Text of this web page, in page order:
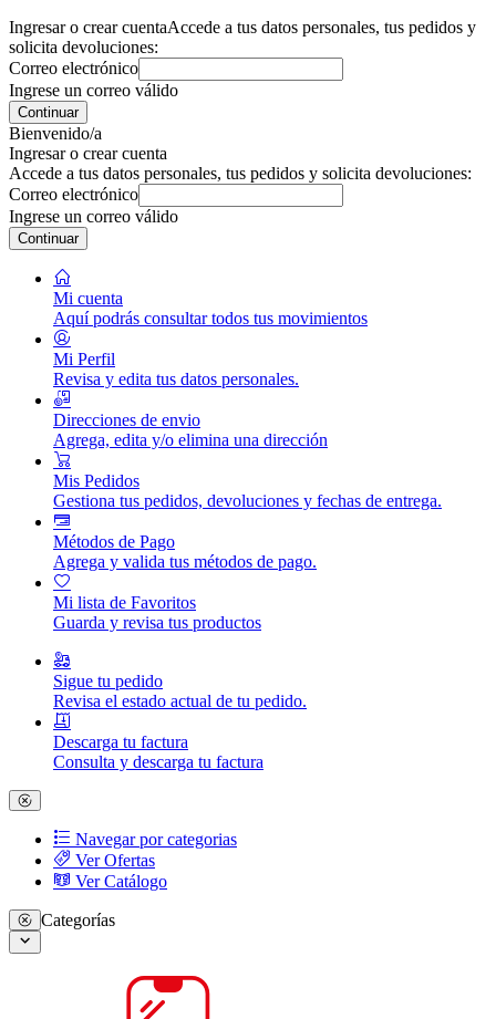
Ingresar o crear cuentaAccede a tus datos personales, tus pedidos y
solicita devoluciones:
Correo electrónico
Ingrese un correo válido
Continuar
Bienvenido/a
Ingresar o crear cuenta
Accede a tus datos personales, tus pedidos y solicita devoluciones:
Correo electrónico
Ingrese un correo válido
Continuar
Mi cuenta
Aquí podrás consultar todos tus movimientos
Mi Perfil
Revisa y edita tus datos personales.
Direcciones de envio
Agrega, edita y/o elimina una dirección
Mis Pedidos
Gestiona tus pedidos, devoluciones y fechas de entrega.
Métodos de Pago
Agrega y valida tus métodos de pago.
Mi lista de Favoritos
Guarda y revisa tus productos
Sigue tu pedido
Revisa el estado actual de tu pedido.
Descarga tu factura
Consulta y descarga tu factura
Navegar por categorias
Ver Ofertas
Ver Catálogo
Categorías